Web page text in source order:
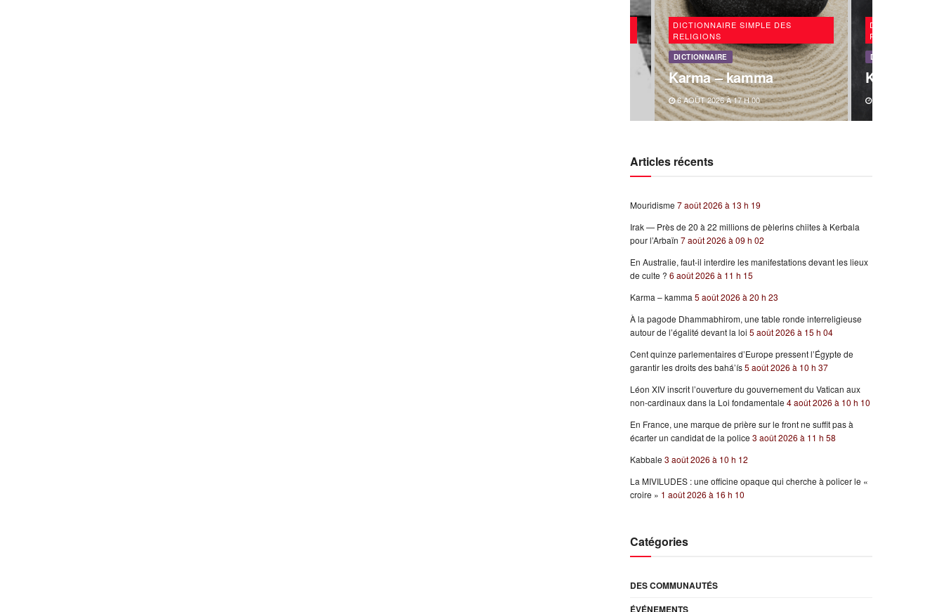
DICTIONNAIRE SIMPLE DES
RELIGIONS
DICTIONNAIRE
Karma – kamma
6 AOÛT 2026 À 17 H 00
DICTIONNAIRE
RELIGIONS
DICTIONNAIRE
Kabbale
3 AOÛT 2026 À 10
Articles récents
Mouridisme 7 août 2026 à 13 h 19
Irak — Près de 20 à 22 millions de pèlerins chiites à Kerbala
pour l’Arbaïn 7 août 2026 à 09 h 02
En Australie, faut-il interdire les manifestations devant les lieux
de culte ? 6 août 2026 à 11 h 15
Karma – kamma 5 août 2026 à 20 h 23
À la pagode Dhammabhirom, une table ronde interreligieuse
autour de l’égalité devant la loi 5 août 2026 à 15 h 04
Cent quinze parlementaires d’Europe pressent l’Égypte de
garantir les droits des bahá’ís5 août 2026 à 10 h 37
Léon XIV inscrit l’ouverture du gouvernement du Vatican aux
non-cardinaux dans la Loi fondamentale 4 août 2026 à 10 h 10
En France, une marque de prière sur le front ne suffit pas à
écarter un candidat de la police 3 août 2026 à 11 h 58
Kabbale 3 août 2026 à 10 h 12
La MIVILUDES : une officine opaque qui cherche à policer le «
croire » 1 août 2026 à 16 h 10
Catégories
DES COMMUNAUTÉS
ÉVÉNEMENTS